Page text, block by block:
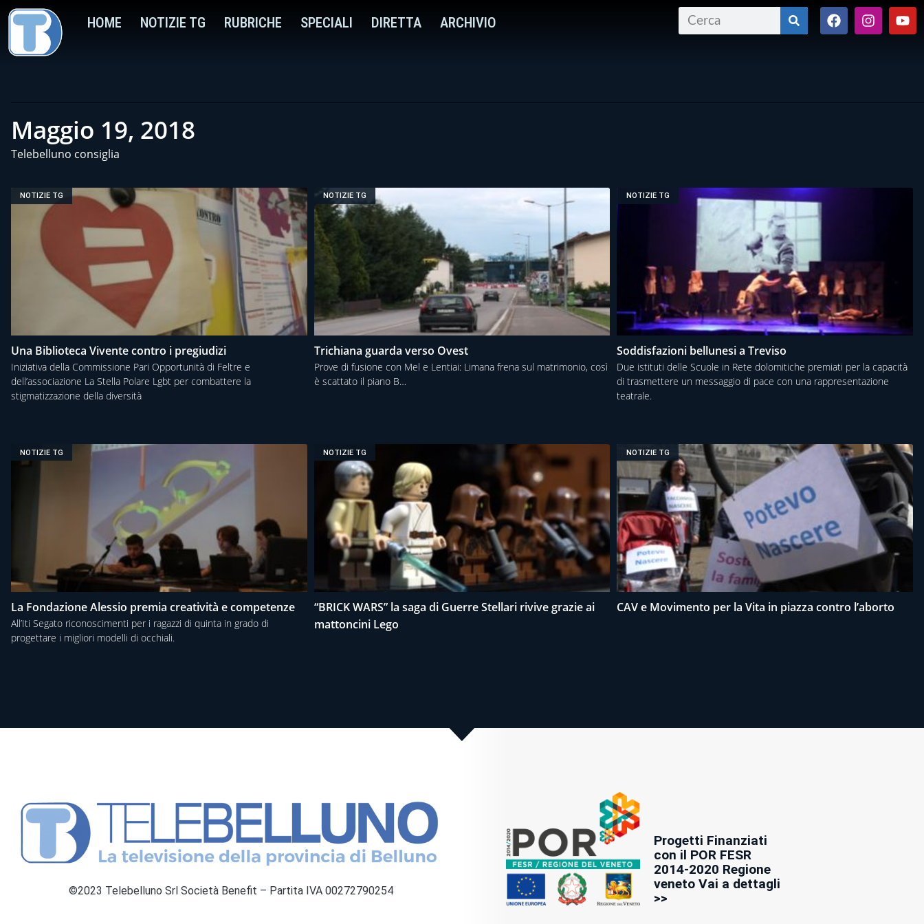
HOME NOTIZIE TG RUBRICHE SPECIALI DIRETTA ARCHIVIO
Maggio 19, 2018
Telebelluno consiglia
NOTIZIE TG
Una Biblioteca Vivente contro i pregiudizi
Iniziativa della Commissione Pari Opportunità di Feltre e
dell’associazione La Stella Polare Lgbt per combattere la
stigmatizzazione della diversità
NOTIZIE TG
Trichiana guarda verso Ovest
Prove di fusione con Mel e Lentiai: Limana frena sul matrimonio, così
è scattato il piano B…
NOTIZIE TG
Soddisfazioni bellunesi a Treviso
Due istituti delle Scuole in Rete dolomitiche premiati per la capacità
di trasmettere un messaggio di pace con una rappresentazione
teatrale.
NOTIZIE TG
La Fondazione Alessio premia creatività e competenze
All’Iti Segato riconoscimenti per i ragazzi di quinta in grado di
progettare i migliori modelli di occhiali.
NOTIZIE TG
“BRICK WARS” la saga di Guerre Stellari rivive grazie ai
mattoncini Lego
NOTIZIE TG
CAV e Movimento per la Vita in piazza contro l’aborto
©2023 Telebelluno Srl Società Benefit – Partita IVA 00272790254
Progetti Finanziati
con il POR FESR
2014-2020 Regione
veneto Vai a dettagli
>>